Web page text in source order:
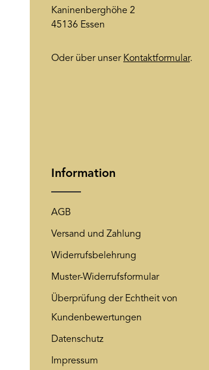
Kaninenberghöhe 2
45136 Essen
Oder über unser Kontaktformular.
Information
AGB
Versand und Zahlung
Widerrufsbelehrung
Muster-Widerrufsformular
Überprüfung der Echtheit von
Kundenbewertungen
Datenschutz
Impressum